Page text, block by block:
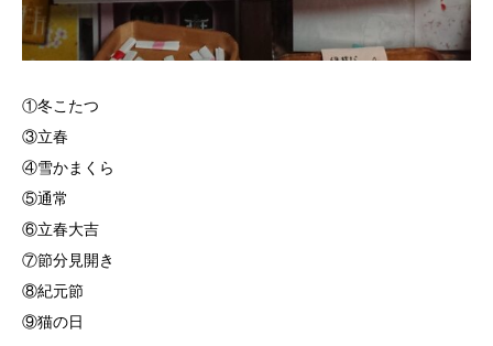
①冬こたつ
③立春
④雪かまくら
⑤通常
⑥立春大吉
⑦節分見開き
⑧紀元節
⑨猫の日